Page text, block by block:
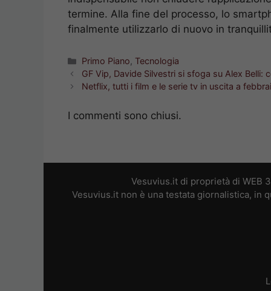
termine. Alla fine del processo, lo
finalmente utilizzarlo di nuovo in
Categorie
Primo Piano, Tecnologia
GF Vip, Davide Silvestri si sfoga su Alex Belli:
Netflix, tutti i film e le serie tv in uscita a
I commenti sono chiusi.
Vesuvius.it di proprietà di WEB
Vesuvius.it non è una testata giornalistica, in